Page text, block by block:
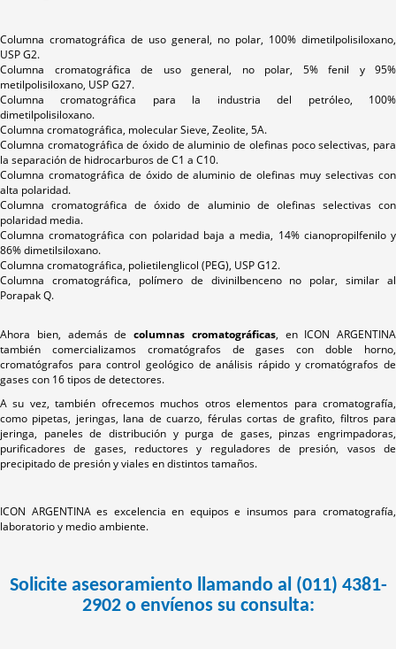
Columna cromatográfica de uso general, no polar, 100% dimetilpolisiloxano,
USP G2.
Columna cromatográfica de uso general, no polar, 5% fenil y 95%
metilpolisiloxano, USP G27.
Columna cromatográfica para la industria del petróleo, 100%
dimetilpolisiloxano.
Columna cromatográfica, molecular Sieve, Zeolite, 5A.
Columna cromatográfica de óxido de aluminio de olefinas poco selectivas, para
la separación de hidrocarburos de C1 a C10.
Columna cromatográfica de óxido de aluminio de olefinas muy selectivas con
alta polaridad.
Columna cromatográfica de óxido de aluminio de olefinas selectivas con
polaridad media.
Columna cromatográfica con polaridad baja a media, 14% cianopropilfenilo y
86% dimetilsiloxano.
Columna cromatográfica, polietilenglicol (PEG), USP G12.
Columna cromatográfica, polímero de divinilbenceno no polar, similar al
Porapak Q.
Ahora bien, además de columnas cromatográficas, en ICON ARGENTINA
también comercializamos cromatógrafos de gases con doble horno,
cromatógrafos para control geológico de análisis rápido y cromatógrafos de
gases con 16 tipos de detectores.
A su vez, también ofrecemos muchos otros elementos para cromatografía,
como pipetas, jeringas, lana de cuarzo, férulas cortas de grafito, filtros para
jeringa, paneles de distribución y purga de gases, pinzas engrimpadoras,
purificadores de gases, reductores y reguladores de presión, vasos de
precipitado de presión y viales en distintos tamaños.
ICON ARGENTINA es excelencia en equipos e insumos para cromatografía,
laboratorio y medio ambiente.
Solicite asesoramiento llamando al (011) 4381-
2902 o envíenos su consulta: